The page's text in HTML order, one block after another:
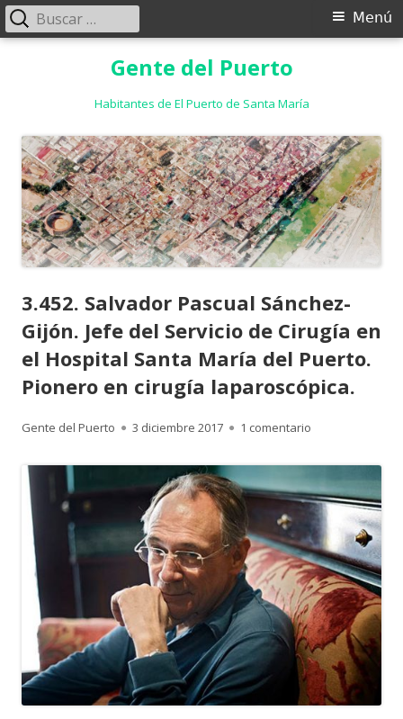
Gente del Puerto
Habitantes de El Puerto de Santa María
Menú
Menú
Buscar:
3.452. Salvador Pascual Sánchez-
Gijón. Jefe del Servicio de Cirugía en
el Hospital Santa María del Puerto.
Pionero en cirugía laparoscópica.
Autor
Gente del Puerto
Publicado
3 diciembre 2017 1 comentario